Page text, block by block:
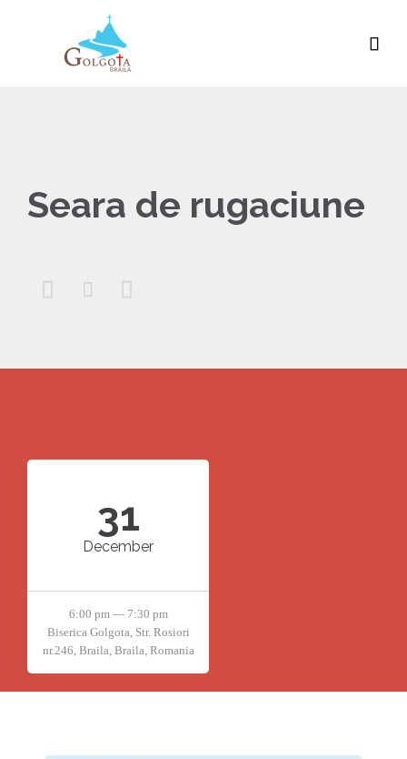

Seara de rugaciune
  
31
December
6:00 pm — 7:30 pm
Biserica Golgota, Str. Rosiori
nr.246, Braila, Braila, Romania